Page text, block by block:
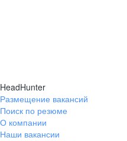
Ивано-Франковск
Кировоград
Луганск
HeadHunter
Размещение вакансий
Поиск по резюме
О компании
Наши вакансии